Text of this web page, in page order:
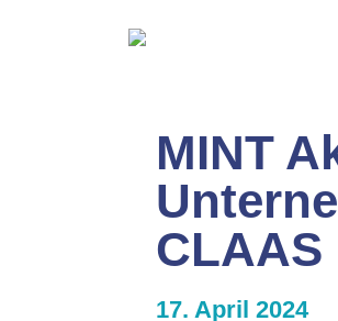
MINT
CLAAS
17. April 2024